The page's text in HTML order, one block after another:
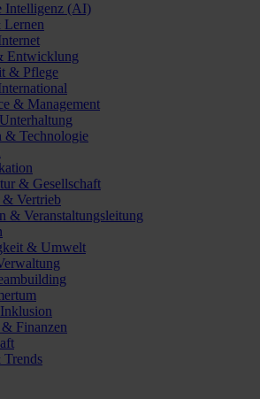
Intelligenz (AI)
Entwicklung
& Pflege
& Management
& Technologie
& Gesellschaft
Vertrieb
& Veranstaltungsleitung
& Umwelt
Finanzen